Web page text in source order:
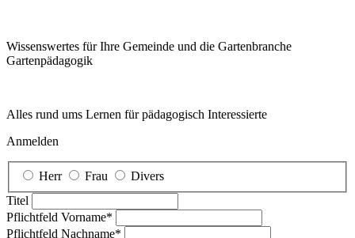
Wissenswertes für Ihre Gemeinde und die Gartenbranche
Garten­pädagogik
Alles rund ums Lernen für pädagogisch Interessierte
Anmelden
Herr Frau
Divers
Titel
Pflichtfeld Vorname*
Pflichtfeld Nachname*